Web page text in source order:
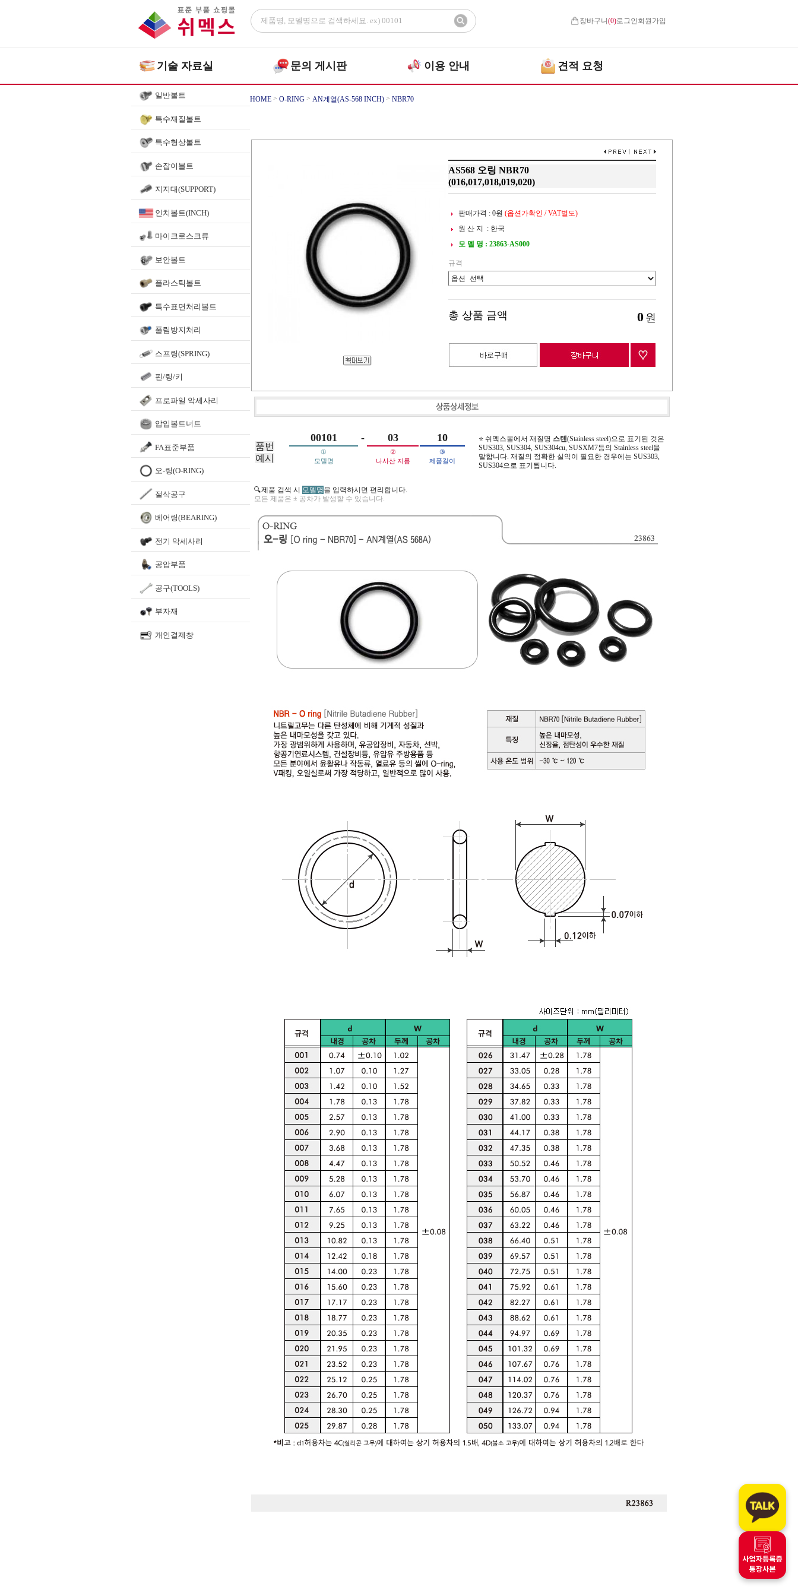
장바구니(0)로그인 회원가입
기술 자료실 문의 게시판 이용 안내 견적 요청
일반볼트
특수재질볼트
특수형상볼트
손잡이볼트
지지대(SUPPORT)
인치볼트(INCH)
마이크로스크류
보안볼트
플라스틱볼트
특수표면처리볼트
풀림방지처리
스프링(SPRING)
핀/링/키
프로파일 악세사리
압입볼트너트
FA표준부품
오-링(O-RING)
절삭공구
베어링(BEARING)
전기 악세사리
공압부품
공구(TOOLS)
부자재
개인결제창
HOME > O-RING > AN계열(AS-568 INCH) > NBR70
AS568 오링 NBR70
(016,017,018,019,020)
판매가격 : 0원 (옵션가확인 / VAT별도)
원 산 지 : 한국
모 델 명 : 23863-AS000
규격
총 상품 금액 0 원
품번
예시
00101 - 03 10
①
모델명
②
나사산 지름
③
제품길이
⭐ 쉬멕스몰에서 재질명 스텐(Stainless steel)으로 표기된 것은
SUS303, SUS304, SUS304cu, SUSXM7등의 Stainless steel을
말합니다. 재질의 정확한 실익이 필요한 경우에는 SUS303,
SUS304으로 표기됩니다.
🔍제품 검색 시 모델명을 입력하시면 편리합니다.
모든 제품은 ± 공차가 발생할 수 있습니다.